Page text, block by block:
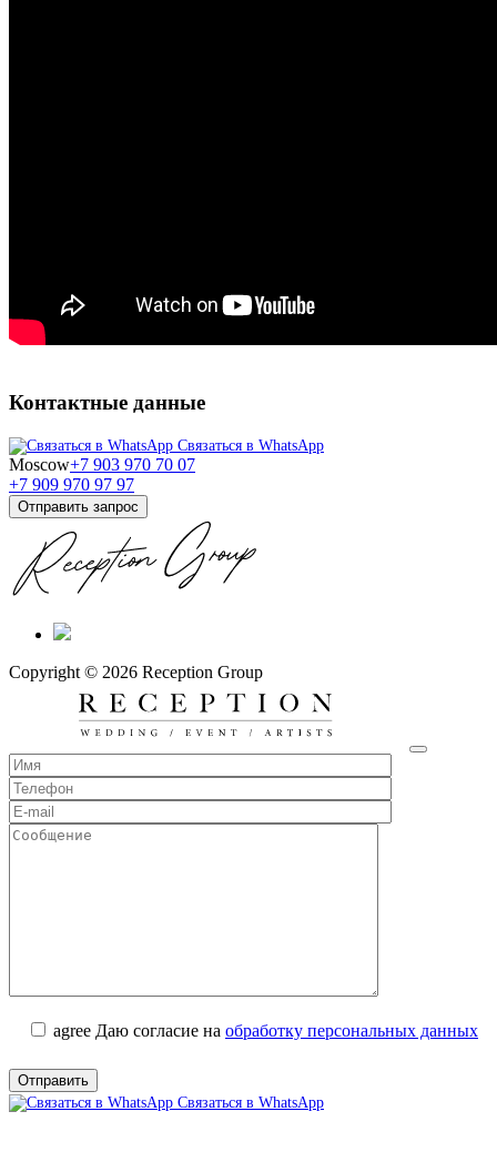
Контактные данные
Связаться в WhatsApp
Moscow+7 903 970 70 07
+7 909 970 97 97
Отправить запрос
Copyright © 2026 Reception Group
agree Даю согласие на обработку персональных данных
Связаться в WhatsApp